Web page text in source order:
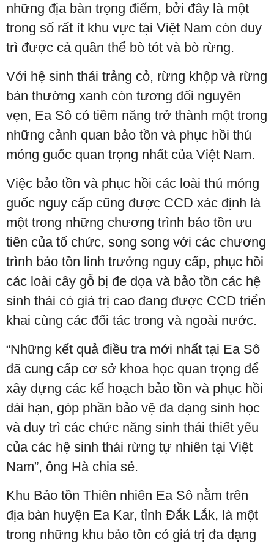
những địa bàn trọng điểm, bởi đây là một
trong số rất ít khu vực tại Việt Nam còn duy
trì được cả quần thể bò tót và bò rừng.
Với hệ sinh thái trảng cỏ, rừng khộp và rừng
bán thường xanh còn tương đối nguyên
vẹn, Ea Sô có tiềm năng trở thành một trong
những cảnh quan bảo tồn và phục hồi thú
móng guốc quan trọng nhất của Việt Nam.
Việc bảo tồn và phục hồi các loài thú móng
guốc nguy cấp cũng được CCD xác định là
một trong những chương trình bảo tồn ưu
tiên của tổ chức, song song với các chương
trình bảo tồn linh trưởng nguy cấp, phục hồi
các loài cây gỗ bị đe dọa và bảo tồn các hệ
sinh thái có giá trị cao đang được CCD triển
khai cùng các đối tác trong và ngoài nước.
“Những kết quả điều tra mới nhất tại Ea Sô
đã cung cấp cơ sở khoa học quan trọng để
xây dựng các kế hoạch bảo tồn và phục hồi
dài hạn, góp phần bảo vệ đa dạng sinh học
và duy trì các chức năng sinh thái thiết yếu
của các hệ sinh thái rừng tự nhiên tại Việt
Nam”, ông Hà chia sẻ.
Khu Bảo tồn Thiên nhiên Ea Sô nằm trên
địa bàn huyện Ea Kar, tỉnh Đắk Lắk, là một
trong những khu bảo tồn có giá trị đa dạng